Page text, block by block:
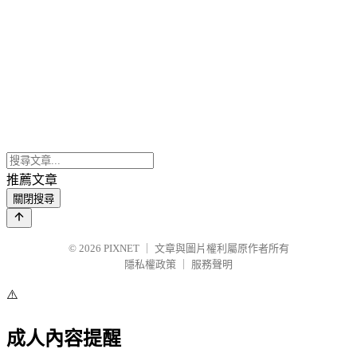
推薦文章
關閉搜尋
© 2026 PIXNET
文章與圖片權利屬原作者所有
隱私權政策
服務聲明
⚠️
成人內容提醒